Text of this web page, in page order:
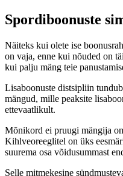
Spordiboonuste
Näiteks kui olete ise
on vaja, enne kui nõuded on
kui palju mäng teie
Lisaboonuste distsipliin
mängud, mille peaksite
ettevaatlikult.
Mõnikord ei pruugi mängija
Kihlveoreeglitel on üks
suurema osa võidusummast
Selle mitmekesine